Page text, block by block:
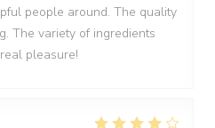
people around. The quality
The variety of ingredients
pleasure!